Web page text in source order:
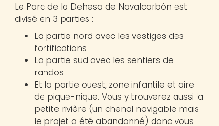
Le Parc de la Dehesa de Navalcarbón est
divisé en 3 parties :
La partie nord avec les vestiges des
fortifications
La partie sud avec les sentiers de
randos
Et la partie ouest, zone infantile et aire
de pique-nique. Vous y trouverez aussi la
petite rivière (un chenal navigable mais
le projet a été abandonné) donc vous